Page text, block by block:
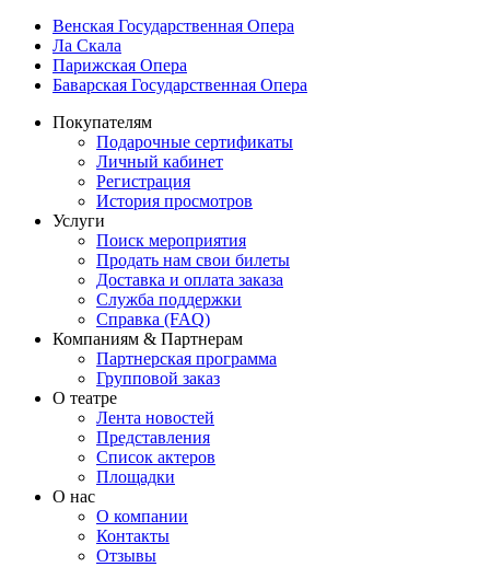
Венская Государственная Опера
Ла Скала
Парижская Опера
Баварская Государственная Опера
Покупателям
Подарочные сертификаты
Личный кабинет
Регистрация
История просмотров
Услуги
Поиск мероприятия
Продать нам свои билеты
Доставка и оплата заказа
Служба поддержки
Справка (FAQ)
Компаниям & Партнерам
Партнерская программа
Групповой заказ
О театре
Лента новостей
Представления
Список актеров
Площадки
О нас
О компании
Контакты
Отзывы